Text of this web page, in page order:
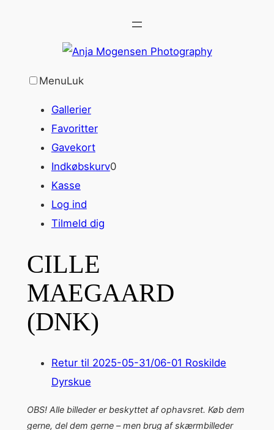
MenuLuk
Gallerier
Favoritter
Gavekort
Indkøbskurv0
Kasse
Log ind
Tilmeld dig
CILLE
MAEGAARD
(DNK)
Retur til 2025-05-31/06-01 Roskilde
Dyrskue
OBS! Alle billeder er beskyttet af ophavsret. Køb dem
gerne, del dem gerne – men brug af skærmbilleder